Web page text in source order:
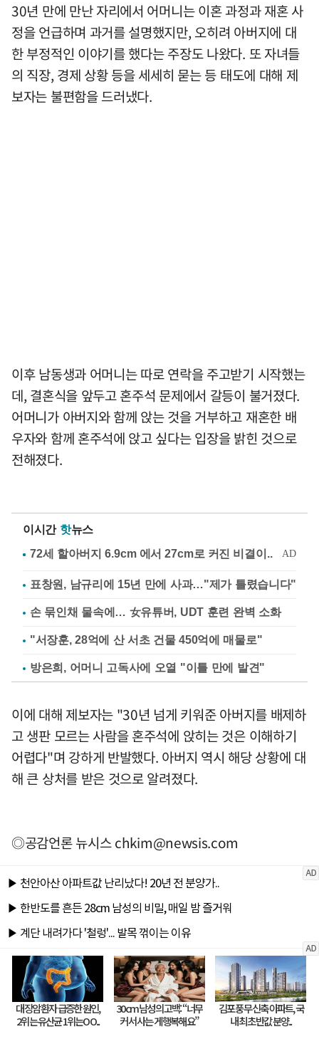
30년 만에 만난 자리에서 어머니는 이혼 과정과 재혼 사
정을 언급하며 과거를 설명했지만, 오히려 아버지에 대
한 부정적인 이야기를 했다는 주장도 나왔다. 또 자녀들
의 직장, 경제 상황 등을 세세히 묻는 등 태도에 대해 제
보자는 불편함을 드러냈다.
이후 남동생과 어머니는 따로 연락을 주고받기 시작했는
데, 결혼식을 앞두고 혼주석 문제에서 갈등이 불거졌다.
어머니가 아버지와 함께 앉는 것을 거부하고 재혼한 배
우자와 함께 혼주석에 앉고 싶다는 입장을 밝힌 것으로
전해졌다.
이시간 핫뉴스
표창원, 남규리에 15년 만에 사과…"제가 틀렸습니다"
손 묶인채 물속에… 女유튜버, UDT 훈련 완벽 소화
"서장훈, 28억에 산 서초 건물 450억에 매물로"
방은희, 어머니 고독사에 오열 "이틀 만에 발견"
이에 대해 제보자는 "30년 넘게 키워준 아버지를 배제하
고 생판 모르는 사람을 혼주석에 앉히는 것은 이해하기
어렵다"며 강하게 반발했다. 아버지 역시 해당 상황에 대
해 큰 상처를 받은 것으로 알려졌다.
◎공감언론 뉴시스chkim@newsis.com